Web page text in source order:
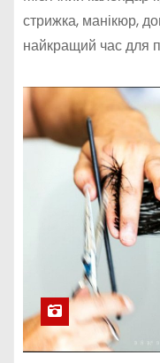
стрижка, манікюр,
найкращий час для